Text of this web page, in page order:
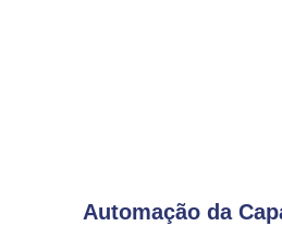
Automação da